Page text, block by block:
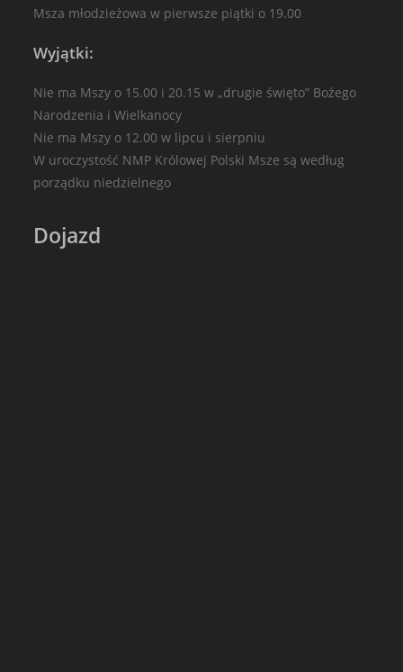
Msza młodzieżowa w pierwsze piątki o 19.00
Wyjątki:
Nie ma Mszy o 15.00 i 20.15 w „drugie święto” Bożego
Narodzenia i Wielkanocy
Nie ma Mszy o 12.00 w lipcu i sierpniu
W uroczystość NMP Królowej Polski Msze są według
porządku niedzielnego
Dojazd